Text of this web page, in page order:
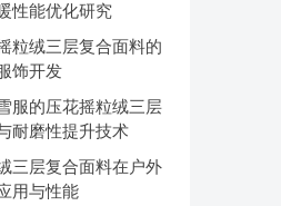
性能优化研究
粒绒三层复合面料的
饰开发
服的压花摇粒绒三层
耐磨性提升技术
三层复合面料在户外
用与性能